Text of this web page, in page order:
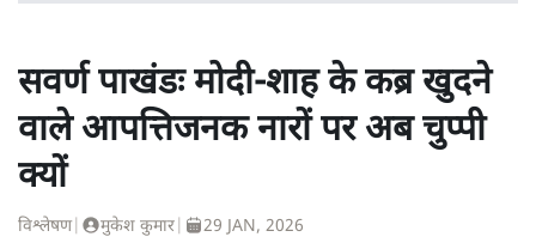
सवर्ण पाखंडः मोदी-शाह के कब्र खुदने
वाले आपत्तिजनक नारों पर अब चुप्पी
क्यों
विश्लेषण| मुकेश कुमार 29 JAN, 2026